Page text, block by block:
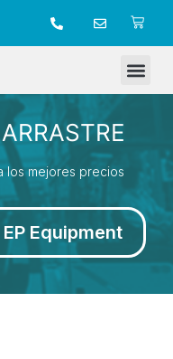
los mejores precios
EP Equipment